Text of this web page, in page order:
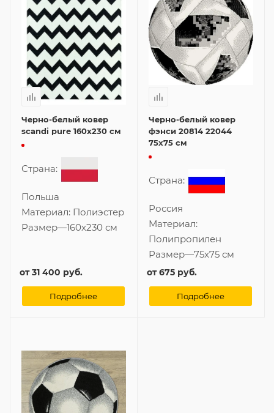
Черно-белый ковер
scandi pure 160x230 см
Страна:
Польша
Материал: Полиэстер
Размер—160x230 см
от31 400 руб.
Подробнее
Черно-белый ковер
фэнси 20814 22044
75x75 см
Страна:
Россия
Материал:
Полипропилен
Размер—75x75 см
от675 руб.
Подробнее